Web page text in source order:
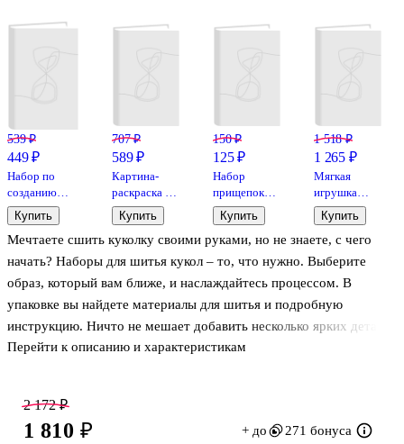
Мечтаете сшить куколку своими руками, но не знаете, с чего
начать? Наборы для шитья кукол – то, что нужно. Выберите
образ, который вам ближе, и наслаждайтесь процессом. В
упаковке вы найдете материалы для шитья и подробную
инструкцию. Ничто не мешает добавить несколько ярких деталей
– ленточку, декоративную пуговицу, стразы.
В наборе: ткань, выкройки, волосы-трессы, кеды, декоративные
элементы, инструкция.
Перейти к описанию и характеристикам
539 ₽
449 ₽
Набор по
созданию
украшений
«Кулон-
сердечко из
эпоксидной
TrenDIY
Купить
707 ₽
589 ₽
Картина-
раскраска по
номерам
«Божья
коровка»,
15х20 см,
Купить
150 ₽
125 ₽
Набор
прищепок
декоративных,
3 шт,
полистоун,георгин
розовый
Купить
1 518 ₽
1 265 ₽
Мягкая
игрушка
«Плюшевый
единорог
Юни», набор
для шитья,
2,5 см
Купить
2 172 ₽
1 810 ₽ + до 271 бонуса